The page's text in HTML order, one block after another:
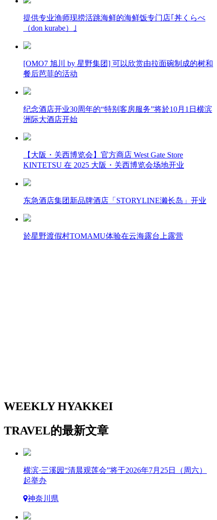
提供专业渔师现捞活跳海鲜的海鲜饭专门店｢丼くらべ
（don kurabe）｣
[OMO7 旭川 by 星野集团] 可以欣赏由拉面碗制成的树和
餐后芭菲的活动
纪念酒店开业30周年的“特别客房服务”将於10月1日横滨
洲际大酒店开始
【大阪・关西博览会】官方商店 West Gate Store
KINTETSU 在 2025 大阪・关西博览会场地开业
东急酒店集团新品牌酒店「STORYLINE濑长岛」开业
於星野渡假村TOMAMU体验在云海露台上露营
WEEKLY HYAKKEI
TRAVEL的最新文章
横滨·三溪园“清晨观莲会”将于2026年7月25日（周六）
起举办
神奈川県